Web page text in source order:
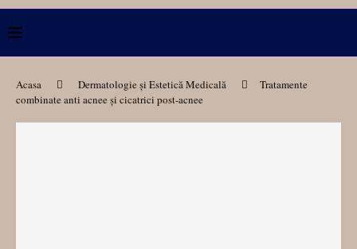
Acasa Dermatologie și Estetică Medicală
Tratamente
combinate anti acnee și cicatrici post-acnee